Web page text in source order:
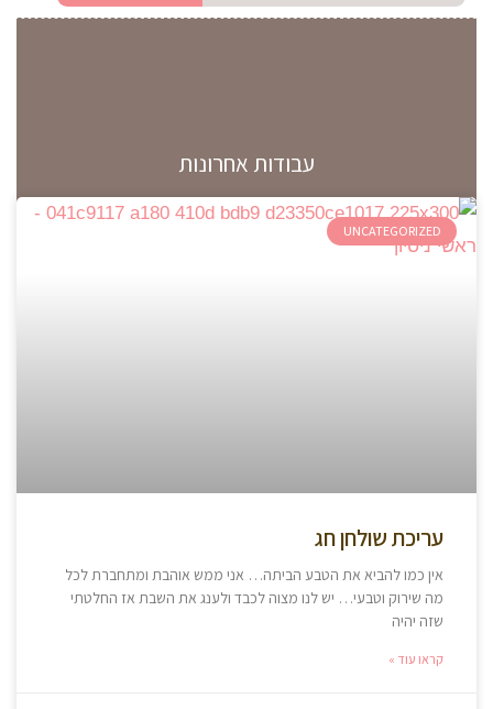
עבודות אחרונות
UNCATEGORIZED
עריכת שולחן חג
אין כמו להביא את הטבע הביתה… אני ממש אוהבת ומתחברת לכל
מה שירוק וטבעי… יש לנו מצוה לכבד ולענג את השבת אז החלטתי
שזה יהיה
קראו עוד »